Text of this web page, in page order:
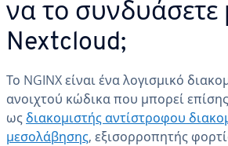
να το συνδυάσετε
Nextcloud;
Το NGINX είναι ένα λογισμικό
ανοιχτού κώδικα που μπορεί
ωςδιακομιστής αντίστροφου
μεσολάβησης, εξισορροπητής